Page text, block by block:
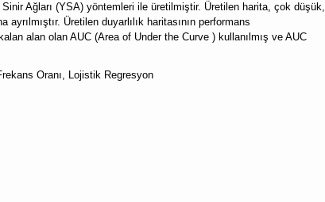
Ağları (YSA) yöntemleri ile üretilmiştir. Üretilen harita, çok düşük,
Üretilen duyarlılık haritasının performans
alan olan AUC (Area of Under the Curve ) kullanılmış ve AUC
Oranı, Lojistik Regresyon